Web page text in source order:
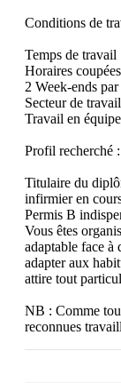
Conditions de
Temps de travail
Horaires coupées
2 Week-ends
Secteur de
Travail en
Profil recherché :
Titulaire du
infirmier en
Permis B
Vous êtes
adaptable face à
adapter aux
attire tout
NB : Comme
reconnues